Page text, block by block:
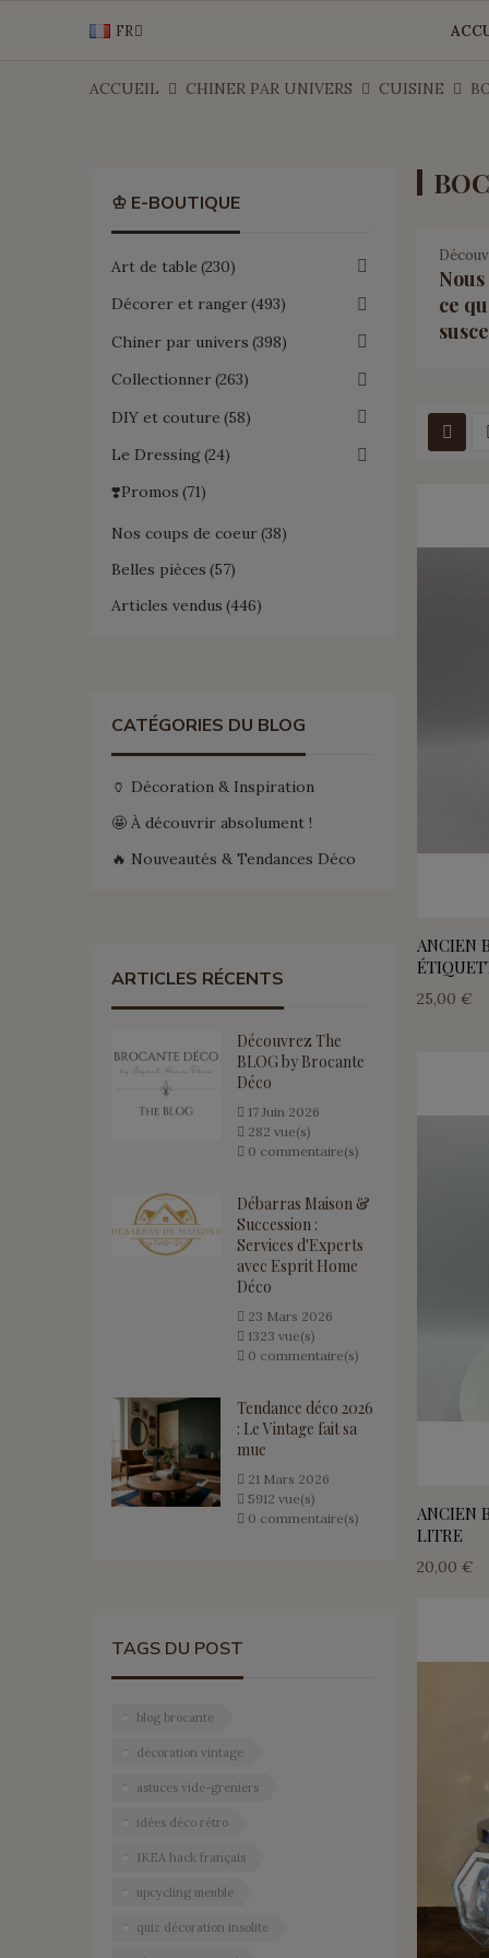
FR
ACCUEIL CHINER PAR UNIVERS CUISINE
♔ E-BOUTIQUE
Art de table 230
Décorer et ranger 493
Chiner par univers 398
Collectionner 263
DIY et couture 58
Le Dressing 24
❣️Promos 71
Nos coups de coeur 38
Belles pièces 57
Articles vendus 446
CATÉGORIES DU BLOG
🏺 Décoration & Inspiration
🤩 À découvrir absolument !
🔥 Nouveautés & Tendances Déco
ARTICLES RÉCENTS
Découvrez The
BLOG by Brocante
Déco
17 Juin 2026
282 vue(s)
0 commentaire(s)
Débarras Maison &
Succession :
Services d'Experts
avec Esprit Home
Déco
23 Mars 2026
1323 vue(s)
0 commentaire(s)
Tendance déco 2026
: Le Vintage fait sa
mue
21 Mars 2026
5912 vue(s)
0 commentaire(s)
TAGS DU POST
blog brocante
décoration vintage
astuces vide-greniers
idées déco rétro
IKEA hack français
upcycling meuble
quiz décoration insolite
ce
ANCIEN
25,00 €
ANCIEN
LITRE
20,00 €